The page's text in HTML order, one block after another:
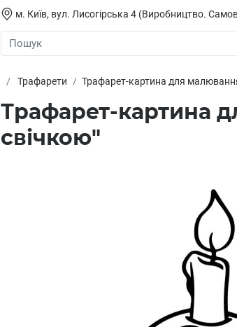
м. Київ, вул. Лисогірська 4 (Виробництво.
Трафарети Трафарет-картина для
Трафарет-картина
свічкою"